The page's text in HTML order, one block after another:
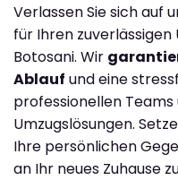
Verlassen Sie sich auf
für Ihren
Botosani. Wir
Ablauf und eine
professionellen
Umzugslösungen.
Ihre persönlichen
an Ihr neues Zuhause